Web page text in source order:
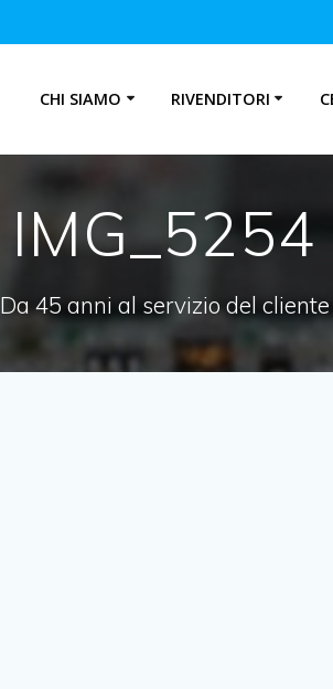
CHI SIAMO RIVENDITORI
IMG_5254
Da 45 anni al servizio del cliente